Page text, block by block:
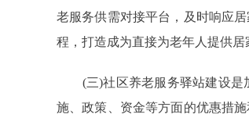
老服务供需对接平台，及时响应
程，打造成为直接为老年人提供
(三)社区养老服务驿站建设是
施、政策、资金等方面的优惠措